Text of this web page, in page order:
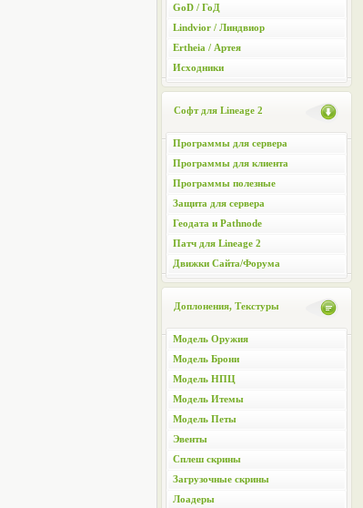
GoD / ГоД
Lindvior / Линдвиор
Ertheia / Артея
Исходники
Софт для Lineage 2
Программы для сервера
Программы для клиента
Программы полезные
Защита для сервера
Геодата и Pathnode
Патч для Lineage 2
Движки Сайта/Форума
Доплонения, Текстуры
Модель Оружия
Модель Брони
Модель НПЦ
Модель Итемы
Модель Петы
Эвенты
Сплеш скрины
Загрузочные скрины
Лоадеры